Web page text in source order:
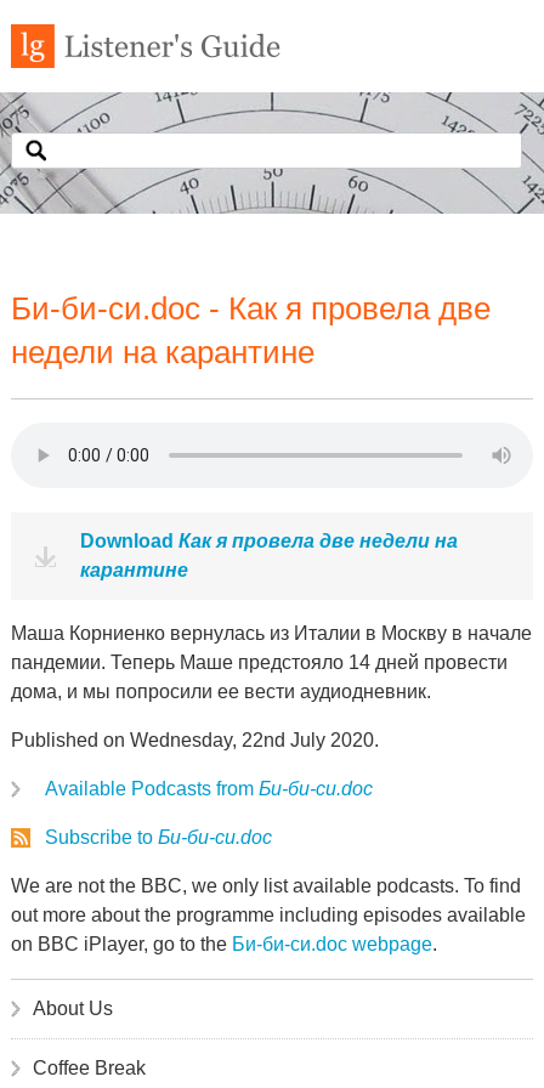
Би-би-си.doc - Как я провела две
недели на карантине
Download Как я провела две недели на
карантине
Маша Корниенко вернулась из Италии в Москву в начале
пандемии. Теперь Маше предстояло 14 дней провести
дома, и мы попросили ее вести аудиодневник.
Published on Wednesday, 22nd July 2020.
Available Podcasts from Би-би-си.doc
Subscribe to Би-би-си.doc
We are not the BBC, we only list available podcasts. To find
out more about the programme including episodes available
on BBC iPlayer, go to the Би-би-си.doc webpage.
About Us
Coffee Break